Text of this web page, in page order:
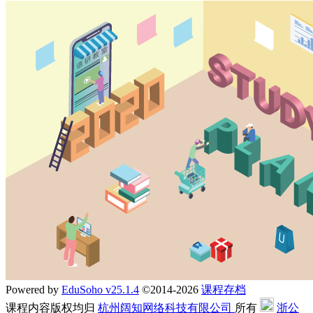
Powered by EduSoho v25.1.4 ©2014-2026 课程存档
课程内容版权均归 杭州阔知网络科技有限公司 所有 浙公